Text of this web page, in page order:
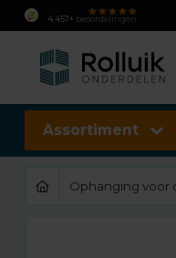
4.457+ beoordelingen
Assortiment
Ophanging voor